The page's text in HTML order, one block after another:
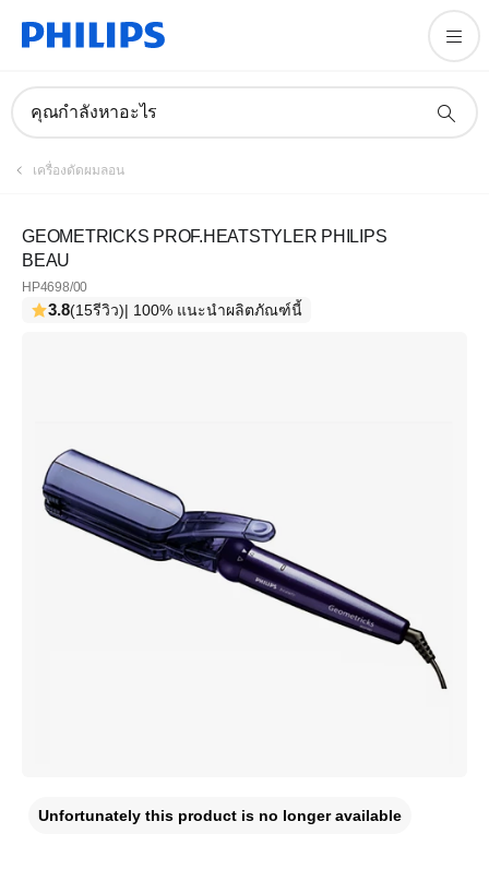
คุณกำลังหาอะไร
เครื่องดัดผมลอน
GEOMETRICKS PROF.HEATSTYLER PHILIPS
BEAU
HP4698/00
3.8(15รีวิว)| 100% แนะนำผลิตภัณฑ์นี้
Unfortunately this product is no longer available